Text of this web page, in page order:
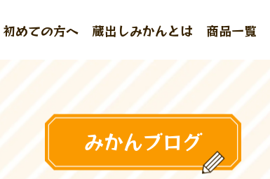
初めての方へ 蔵出しみかんとは 商品一覧
みかんブログ